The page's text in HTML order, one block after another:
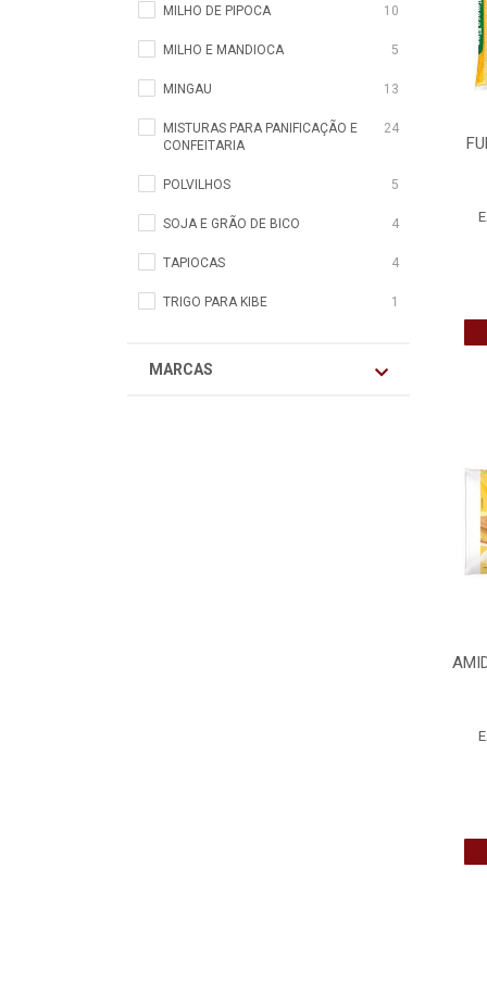
MILHO DE PIPOCA 10
MILHO E MANDIOCA 5
MINGAU 13
MISTURAS PARA PANIFICAÇÃO E
CONFEITARIA
24
POLVILHOS 5
SOJA E GRÃO DE BICO 4
TAPIOCAS 4
TRIGO PARA KIBE 1
MARCAS